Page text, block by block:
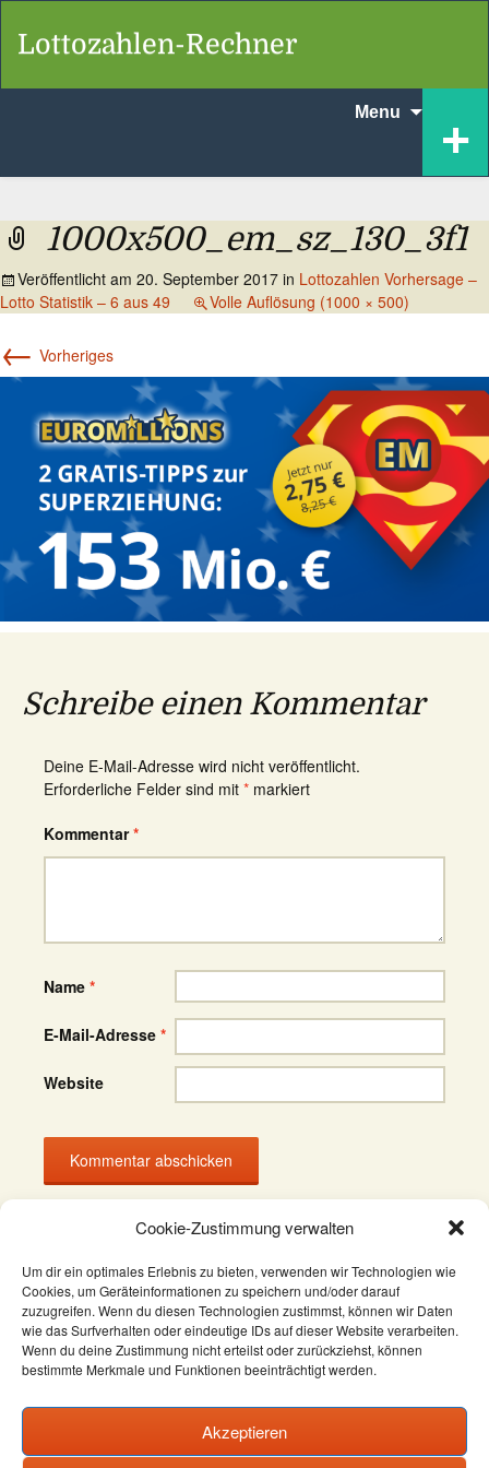
Cookie-Zustimmung verwalten
Um dir ein optimales Erlebnis zu bieten, verwenden wir Technologien wie
Cookies, um Geräteinformationen zu speichern und/oder darauf
zuzugreifen. Wenn du diesen Technologien zustimmst, können wir Daten
wie das Surfverhalten oder eindeutige IDs auf dieser Website verarbeiten.
Wenn du deine Zustimmung nicht erteilst oder zurückziehst, können
bestimmte Merkmale und Funktionen beeinträchtigt werden.
Akzeptieren
Lottozahlen-Rechner
+
Menu
content
1000x500_em_sz_130_3f1
Veröffentlicht am 20. September 2017 in Lottozahlen Vorhersage –
Lotto Statistik – 6 aus 49
Volle Auflösung (1000 × 500)
← Vorheriges
Schreibe einen Kommentar
Deine E-Mail-Adresse wird nicht veröffentlicht.
Erforderliche Felder sind mit * markiert
Kommentar*
Name *
E-Mail-Adresse *
Website
Datenschutzerklärung
AGB
Impressum